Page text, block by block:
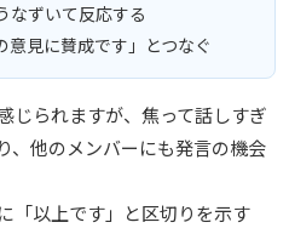
なずいて反応する
見に賛成です」とつなぐ
じられますが、焦って話しすぎ
、他のメンバーにも発言の機会
「以上です」と区切りを示す